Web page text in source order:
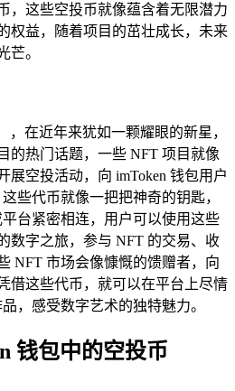
，这些空投币就像蕴含着无限潜力
权益，随着项目的茁壮成长，未来
芒。
，在近年来犹如一颗耀眼的新星，
的热门话题，一些 NFT 项目就像
展空投活动，向 imToken 钱包用户
些代币就像一把把神奇的钥匙，
台紧密相连，用户可以使用这些
数字之旅，参与 NFT 的交易、收
NFT 市场会像慷慨的馈赠者，向
借这些代币，就可以在平台上尽情
，感受数字艺术的独特魅力。
钱包中的空投币